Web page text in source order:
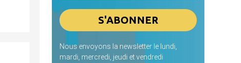
Nous envoyons la newsletter le lundi,
mardi, mercredi, jeudi et vendredi